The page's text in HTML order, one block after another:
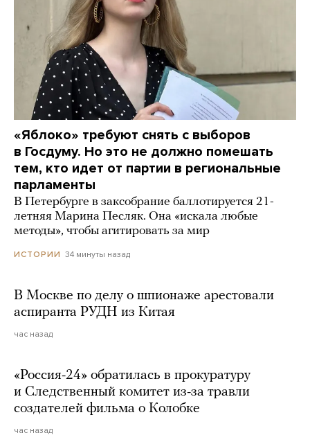
«Яблоко» требуют снять с выборов
в Госдуму. Но это не должно помешать
тем, кто идет от партии в региональные
парламенты
В Петербурге в заксобрание баллотируется 21-
летняя Марина Песляк. Она «искала любые
методы», чтобы агитировать за мир
ИСТОРИИ 34 минуты назад
В Москве по делу о шпионаже арестовали
аспиранта РУДН из Китая
час назад
«Россия-24» обратилась в прокуратуру
и Следственный комитет из-за травли
создателей фильма о Колобке
час назад